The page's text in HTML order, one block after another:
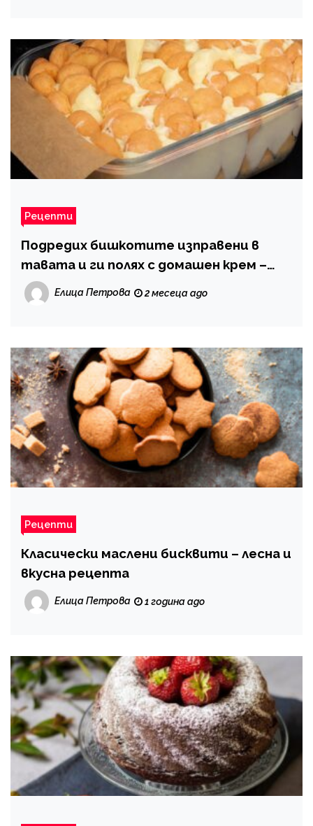
Рецепти
Подредих бишкотите изправени в
тавата и ги полях с домашен крем –
получи се вкусен десерт
Елица Петрова 2 месеца ago
Рецепти
Класически маслени бисквити – лесна и
вкусна рецепта
Елица Петрова 1 година ago